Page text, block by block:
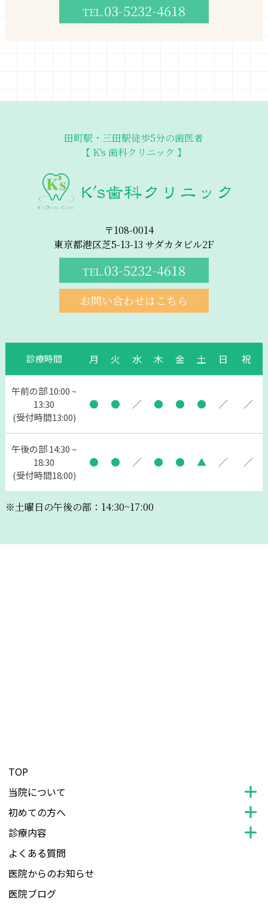
TEL.03-5232-4618
田町駅・三田駅徒歩5分の歯医者
【 K's 歯科クリニック 】
〒108-0014
東京都港区芝5-13-13 サダカタビル2F
TEL.03-5232-4618
お問い合わせはこちら
診療時間 月 火 水 木 金 土 日 祝
午前の部 10:00 ~
13:30
(受付時間13:00)
● ● ／ ● ● ● ／ ／
午後の部 14:30 ~
18:30
(受付時間18:00)
● ● ／ ● ● ▲ ／ ／
※土曜日の午後の部：14:30~17:00
TOP
当院について
初めての方へ
診療内容
よくある質問
医院からのお知らせ
医院ブログ